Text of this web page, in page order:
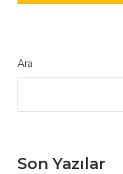
Ara
Son Yazılar